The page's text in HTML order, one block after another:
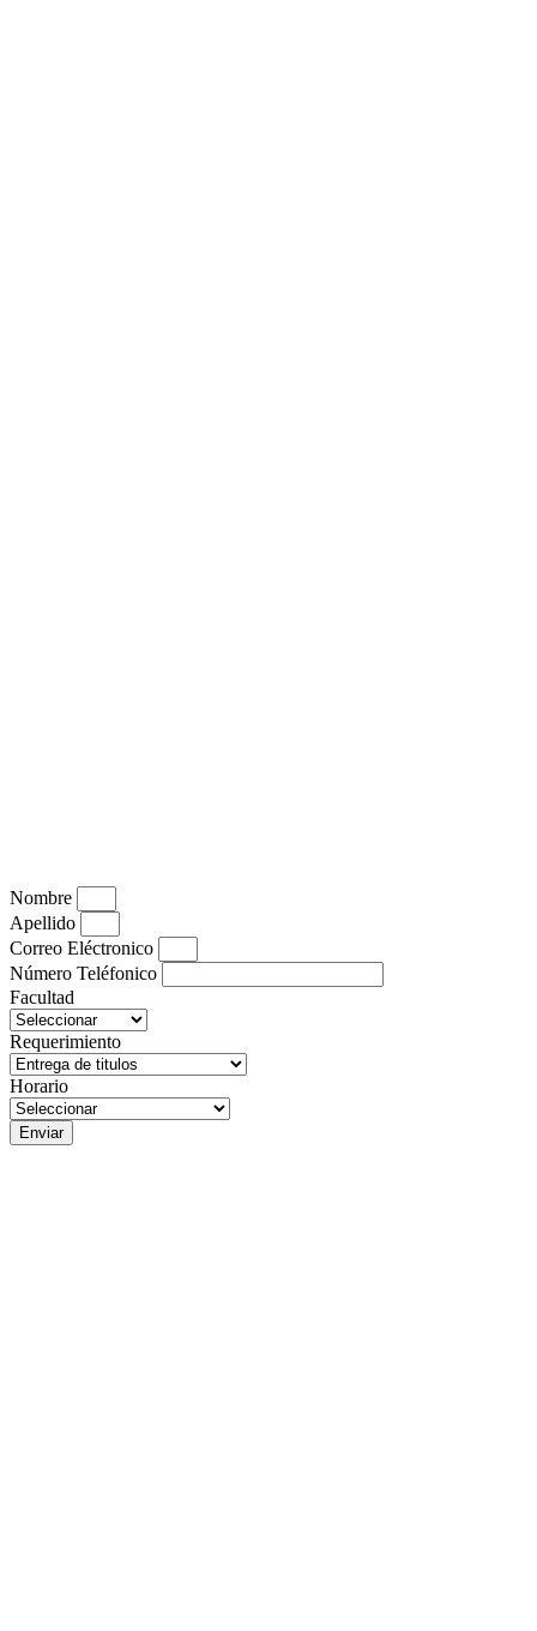
Nombre
Apellido
Correo Eléctronico
Número Teléfonico
Facultad
Requerimiento
Horario
Enviar